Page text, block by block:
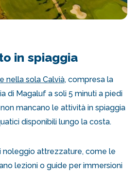
in spiaggia
nella sola Calvià, compresa la
di Magaluf a soli 5 minuti a piedi
mancano le attività in spiaggia
disponibili lungo la costa.
noleggio attrezzature, come le
lezioni o guide per immersioni